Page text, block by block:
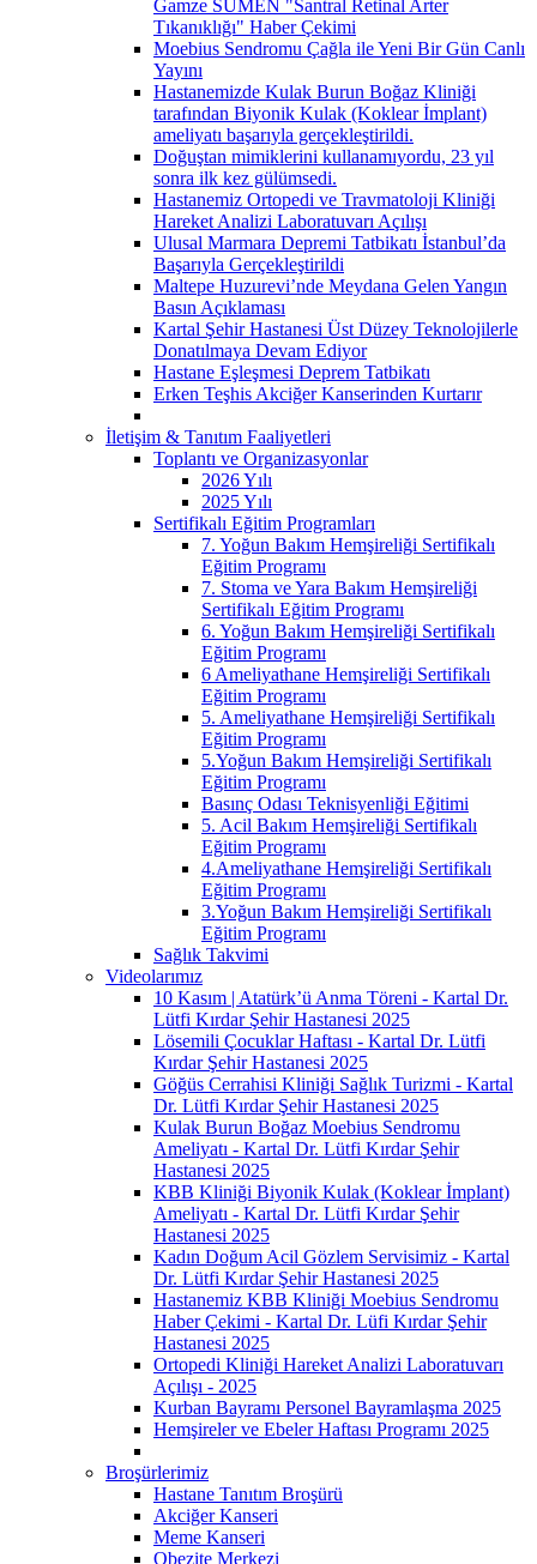
Gamze SÜMEN "Santral Retinal Arter
Tıkanıklığı" Haber Çekimi
Moebius Sendromu Çağla ile Yeni Bir Gün Canlı
Yayını
Hastanemizde Kulak Burun Boğaz Kliniği
tarafından Biyonik Kulak (Koklear İmplant)
ameliyatı başarıyla gerçekleştirildi.
Doğuştan mimiklerini kullanamıyordu, 23 yıl
sonra ilk kez gülümsedi.
Hastanemiz Ortopedi ve Travmatoloji Kliniği
Hareket Analizi Laboratuvarı Açılışı
Ulusal Marmara Depremi Tatbikatı İstanbul’da
Başarıyla Gerçekleştirildi
Maltepe Huzurevi’nde Meydana Gelen Yangın
Basın Açıklaması
Kartal Şehir Hastanesi Üst Düzey Teknolojilerle
Donatılmaya Devam Ediyor
Hastane Eşleşmesi Deprem Tatbikatı
Erken Teşhis Akciğer Kanserinden Kurtarır
İletişim & Tanıtım Faaliyetleri
Toplantı ve Organizasyonlar
2026 Yılı
2025 Yılı
Sertifikalı Eğitim Programları
7. Yoğun Bakım Hemşireliği Sertifikalı
Eğitim Programı
7. Stoma ve Yara Bakım Hemşireliği
Sertifikalı Eğitim Programı
6. Yoğun Bakım Hemşireliği Sertifikalı
Eğitim Programı
6 Ameliyathane Hemşireliği Sertifikalı
Eğitim Programı
5. Ameliyathane Hemşireliği Sertifikalı
Eğitim Programı
5.Yoğun Bakım Hemşireliği Sertifikalı
Eğitim Programı
Basınç Odası Teknisyenliği Eğitimi
5. Acil Bakım Hemşireliği Sertifikalı
Eğitim Programı
4.Ameliyathane Hemşireliği Sertifikalı
Eğitim Programı
3.Yoğun Bakım Hemşireliği Sertifikalı
Eğitim Programı
Sağlık Takvimi
Videolarımız
10 Kasım | Atatürk’ü Anma Töreni - Kartal Dr.
Lütfi Kırdar Şehir Hastanesi 2025
Lösemili Çocuklar Haftası - Kartal Dr. Lütfi
Kırdar Şehir Hastanesi 2025
Göğüs Cerrahisi Kliniği Sağlık Turizmi - Kartal
Dr. Lütfi Kırdar Şehir Hastanesi 2025
Kulak Burun Boğaz Moebius Sendromu
Ameliyatı - Kartal Dr. Lütfi Kırdar Şehir
Hastanesi 2025
KBB Kliniği Biyonik Kulak (Koklear İmplant)
Ameliyatı - Kartal Dr. Lütfi Kırdar Şehir
Hastanesi 2025
Kadın Doğum Acil Gözlem Servisimiz - Kartal
Dr. Lütfi Kırdar Şehir Hastanesi 2025
Hastanemiz KBB Kliniği Moebius Sendromu
Haber Çekimi - Kartal Dr. Lüfi Kırdar Şehir
Hastanesi 2025
Ortopedi Kliniği Hareket Analizi Laboratuvarı
Açılışı - 2025
Kurban Bayramı Personel Bayramlaşma 2025
Hemşireler ve Ebeler Haftası Programı 2025
Broşürlerimiz
Hastane Tanıtım Broşürü
Akciğer Kanseri
Meme Kanseri
Obezite Merkezi